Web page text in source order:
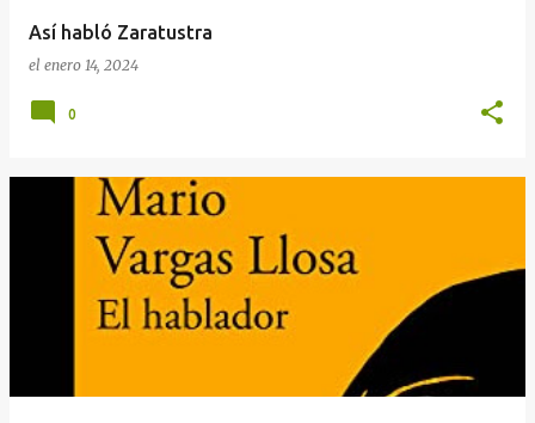
Así habló Zaratustra
el enero 14, 2024
0